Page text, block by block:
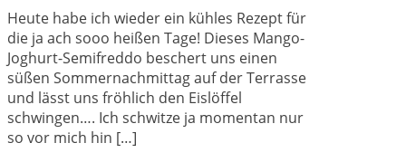
Heute habe ich wieder ein kühles Rezept für
die ja ach sooo heißen Tage! Dieses Mango-
Joghurt-Semifreddo beschert uns einen
süßen Sommernachmittag auf der Terrasse
und lässt uns fröhlich den Eislöffel
schwingen…. Ich schwitze ja momentan nur
so vor mich hin […]